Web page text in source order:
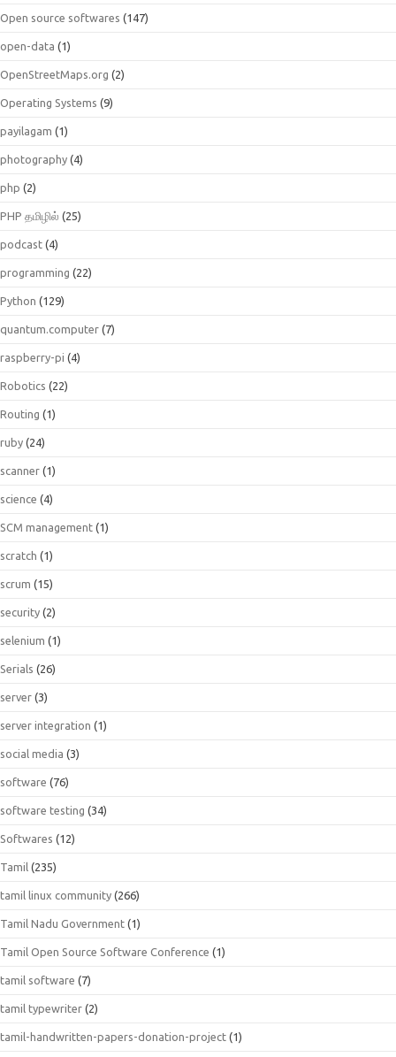
Open source softwares (147)
open-data (1)
OpenStreetMaps.org (2)
Operating Systems (9)
payilagam (1)
photography (4)
php (2)
PHP தமிழில் (25)
podcast (4)
programming (22)
Python (129)
quantum.computer (7)
raspberry-pi (4)
Robotics (22)
Routing (1)
ruby (24)
scanner (1)
science (4)
SCM management (1)
scratch (1)
scrum (15)
security (2)
selenium (1)
Serials (26)
server (3)
server integration (1)
social media (3)
software (76)
software testing (34)
Softwares (12)
Tamil (235)
tamil linux community (266)
Tamil Nadu Government (1)
Tamil Open Source Software Conference (1)
tamil software (7)
tamil typewriter (2)
tamil-handwritten-papers-donation-project (1)